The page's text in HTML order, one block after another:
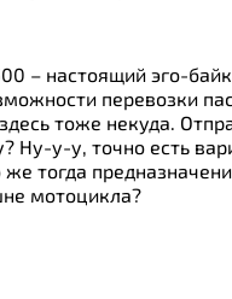
– настоящий эго-
перевозки
тоже некуда.
Ну-у-у, точно есть
тогда
мотоцикла?